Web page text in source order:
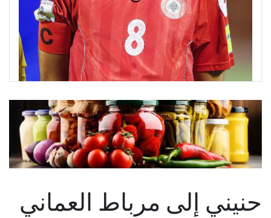
حنيني إلى مرباط العماني